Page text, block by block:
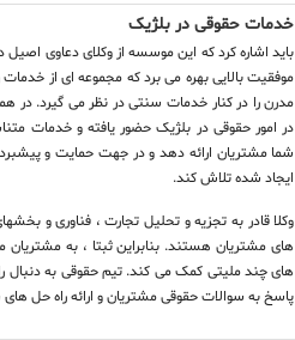
خدمات حقوقی در بلژیک
باید اشاره کرد که این موسسه از وکلای دعاوی اصیل
موفقیت بالایی بهره می برد که مجموعه ای از خدمات
مدرن را در کنار خدمات سنتی در نظر می گیرد. در
در امور حقوقی در بلژیک حضور یافته و خدمات
شما مشتریان ارائه دهد و در جهت حمایت و
ایجاد شده تلاش کند.
وکلا قادر به تجزیه و تحلیل تجارت ، فناوری و
های مشتریان هستند. بنابراین ثبتا ، به
های چند ملیتی کمک می کند. تیم حقوقی به دنبال
پاسخ به سوالات حقوقی مشتریان و ارائه راه حل